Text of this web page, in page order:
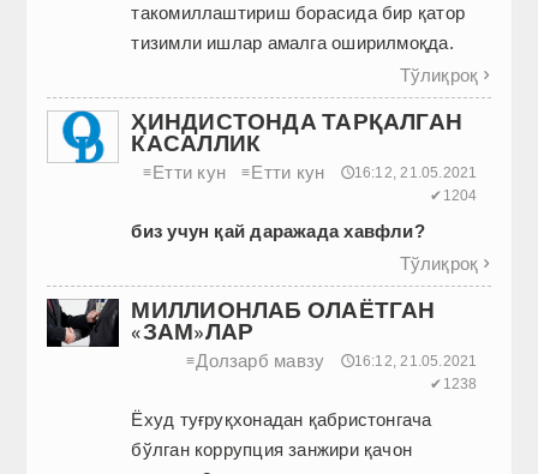
такомиллаштириш борасида бир қатор
тизимли ишлар амалга оширилмоқда.
Тўлиқроқ 
ҲИНДИСТОНДА ТАРҚАЛГАН
КАСАЛЛИК
≡Етти кун ≡Етти кун
🕔16:12, 21.05.2021
✔1204
биз учун қай даражада хавфли?
Тўлиқроқ 
МИЛЛИОНЛАБ ОЛАЁТГАН
«ЗАМ»ЛАР
≡Долзарб мавзу
🕔16:12, 21.05.2021
✔1238
Ёхуд туғруқхонадан қабристонгача
бўлган коррупция занжири қачон